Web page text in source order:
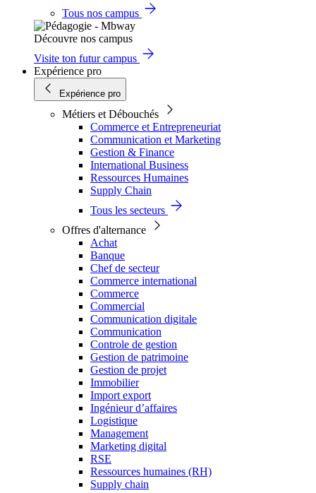
Tous nos campus
Découvre nos campus
Visite ton futur campus
Expérience pro
Expérience pro
Métiers et Débouchés
Commerce et Entrepreneuriat
Communication et Marketing
Gestion & Finance
International Business
Ressources Humaines
Supply Chain
Tous les secteurs
Offres d'alternance
Achat
Banque
Chef de secteur
Commerce international
Commerce
Commercial
Communication digitale
Communication
Controle de gestion
Gestion de patrimoine
Gestion de projet
Immobilier
Import export
Ingénieur d’affaires
Logistique
Management
Marketing digital
RSE
Ressources humaines (RH)
Supply chain